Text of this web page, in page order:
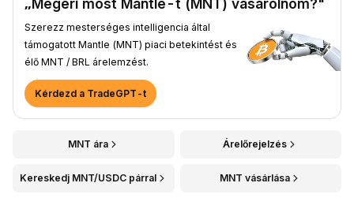
Szerezz mesterséges intelligencia által
támogatott Mantle (MNT) piaci betekintést és
élő MNT / BRL árelemzést.
Kérdezd a TradeGPT-t
MNT ára Árelőrejelzés
Kereskedj MNT/USDC párral MNT vásárlása